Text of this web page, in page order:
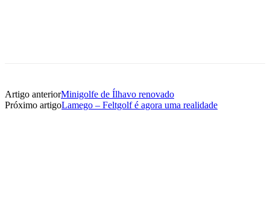
Artigo anteriorMinigolfe de Ílhavo renovado
Próximo artigoLamego – Feltgolf é agora uma realidade